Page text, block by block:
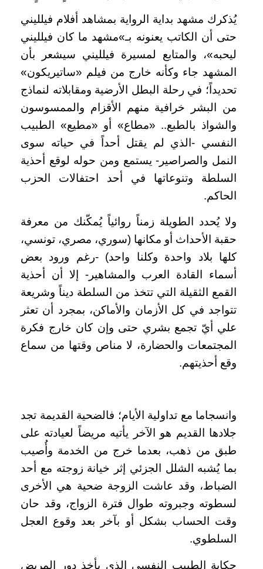
يُذكرك مشهد بداية الرواية بمشاهد أفلام فيلليني
حتى أن الكاتب يعنونه بـ»مشهد ما كان فيلليني
ليحبه»، والمتابع لمسيرة فيلليني سيشعر بأن
المشهد جاء وكأنه خارج من فيلم «ساتيريكون»
تحديداً؛ في رحلة البطل الأرضية ومقابلاته لنماذج
من البشر خرافية منهم الأقزام والممسوسون
والشواذ بالطبع.. «مطاع» أو «مطيع» الطبيب
النفسي -الذي لم يقتل أحداً في حياته سوى
النمل والصراصير- يستمع ومن حوله لوقع أحذية
السلطة وتنوعاتها في أحد احتفالات الحزب
الحاكم.
ولا يُحدد الطويلة زمناً روائياً يُمكّنك من معرفة
حقبة الأحداث أو مكانها (سوري، مصري، تونسي،
كلها بلاد واحدة وكلنا واحد) -رغم ورود بعض
أسماء القادة العرب والمشاهير- إلا أن أحذية
القمع الثقيلة التي تتخذ من السلطة ديناً وشريعة
تتواجد في كل الأزمان والأماكن، بمجرد أن تعثر
علي أيّ تجمع بشري حتى وإن كان خارج فكرة
المجتمعات والحضارة، لا مناص وقتها من سماع
وقع أحذيتهم.
وانسجاما مع تداولية الأيام؛ فالضحية القديمة تجد
جلادها القديم هو الآخر يأتيه مريضاً لعيادته على
طبق من ذهب، بعدما خرج من الخدمة وأُصيب
بما يُشبه الشلل الجزئي إثر خيانة زوجته مع أحد
الضباط، وقد عاشت الزوجة ضحية هي الأخرى
لسطوته وجبروته طوال فترة الزواج، وقد حان
وقت الحساب بشكل أو بآخر بعد وقوع العجل
السلطوي.
حكاية الطبيب النفسي الذي يأخذ دور المريض